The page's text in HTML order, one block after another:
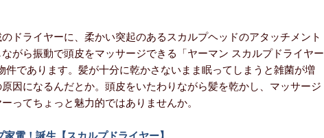
ドライヤーに、柔かい突起のあるスカルプヘッドのアタッチメント
がら振動で頭皮をマッサージできる「ヤーマン スカルプドライヤー
件であります。髪が十分に乾かさないまま眠ってしまうと雑菌が増
因になるんだとか。頭皮をいたわりながら髪を乾かし、マッサージ
ってちょっと魅力的ではありませんか。